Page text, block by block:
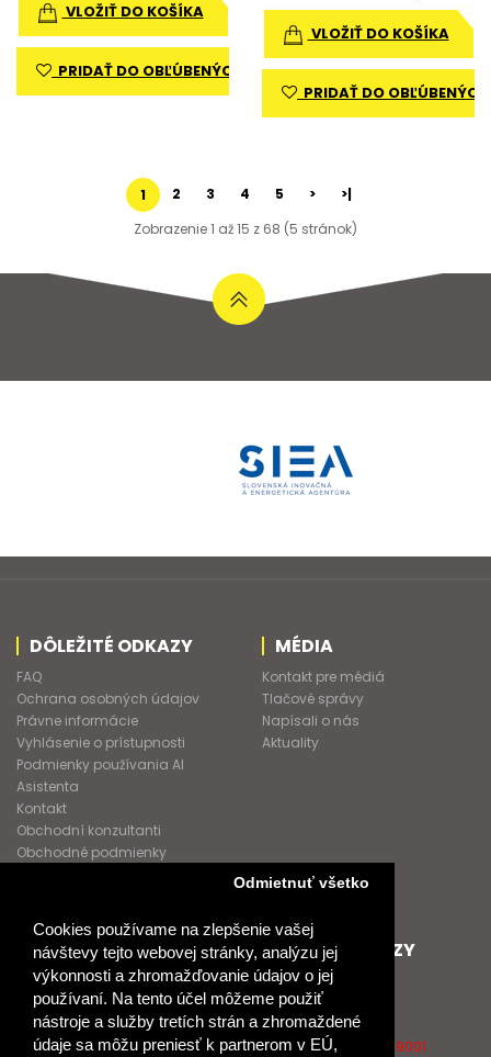
Cookies používame na zlepšenie vašej
návštevy tejto webovej stránky, analýzu jej
výkonnosti a zhromažďovanie údajov o jej
používaní. Na tento účel môžeme použiť
nástroje a služby tretích strán a zhromaždené
údaje sa môžu preniesť k partnerom v EÚ,
Odmietnuť všetko
VLOŽIŤ DO KOŠÍKA
PRIDAŤ DO OBĽÚBENÝCH
VLOŽIŤ DO KOŠÍKA
PRIDAŤ DO OBĽÚBENÝCH
1 2 3 4 5 >
>|
Zobrazenie 1 až 15 z 68 (5 stránok)
DÔLEŽITÉ ODKAZY
FAQ
Ochrana osobných údajov
Právne informácie
Vyhlásenie o prístupnosti
Podmienky používania AI
Asistenta
Kontakt
Obchodní konzultanti
Obchodné podmienky
MÉDIA
Kontakt pre médiá
Tlačové správy
Napísali o nás
Aktuality
SPOLUPRACUJEME
Podporujeme
Naše projekty
Spolupracujeme
Pošlite nám správu
ĎALŠIE ODKAZY
O Raabe
O Klett
Naši autori
Certifikát kvality ISO 9001